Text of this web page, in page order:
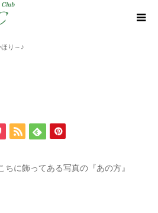
り～♪
ちに飾ってある写真の『あの方』